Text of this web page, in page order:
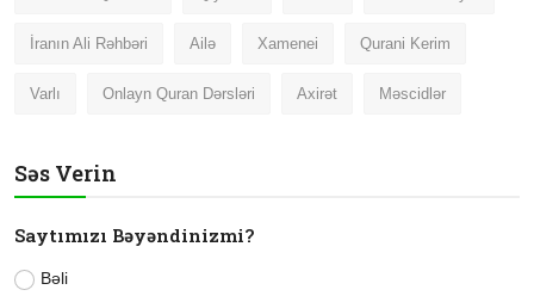
İranın Ali Rəhbəri Ailə Xamenei Qurani Kerim
Varlı Onlayn Quran Dərsləri Axirət Məscidlər
Səs Verin
Saytımızı Bəyəndinizmi?
Bəli